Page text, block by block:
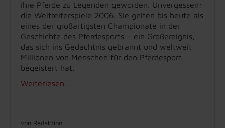
ihre Pferde zu Legenden geworden. Unvergessen:
die Weltreiterspiele 2006. Sie gelten bis heute als
eines der großartigsten Championate in der
Geschichte des Pferdesports – ein Großereignis,
das sich ins Gedächtnis gebrannt und weltweit
Millionen von Menschen für den Pferdesport
begeistert hat.
Weiterlesen …
von Redaktion